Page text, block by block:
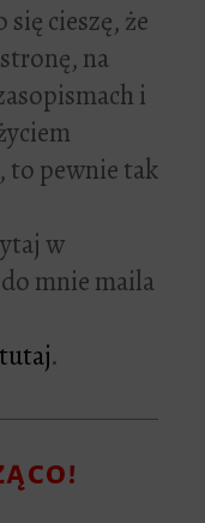
cieszę, że
na
i
to pewnie tak
w
mnie maila
tutaj.